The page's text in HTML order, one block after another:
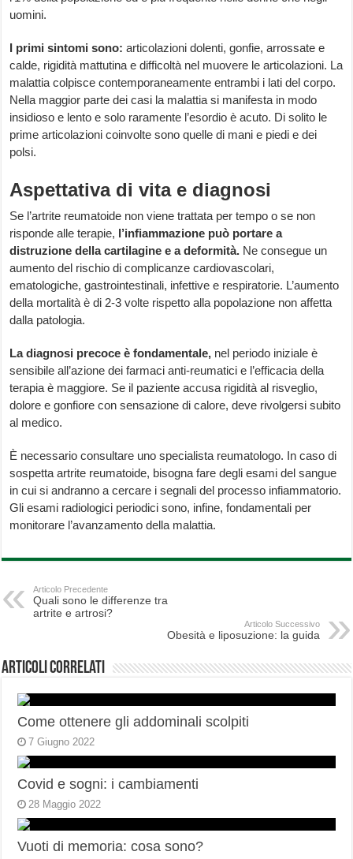
uomini.
I primi sintomi sono: articolazioni dolenti, gonfie, arrossate e
calde, rigidità mattutina e difficoltà nel muovere le articolazioni. La
malattia colpisce contemporaneamente entrambi i lati del corpo.
Nella maggior parte dei casi la malattia si manifesta in modo
insidioso e lento e solo raramente l’esordio è acuto. Di solito le
prime articolazioni coinvolte sono quelle di mani e piedi e dei
polsi.
Aspettativa di vita e diagnosi
Se l’artrite reumatoide non viene trattata per tempo o se non
risponde alle terapie, l’infiammazione può portare a
distruzione della cartilagine e a deformità. Ne consegue un
aumento del rischio di complicanze cardiovascolari,
ematologiche, gastrointestinali, infettive e respiratorie. L’aumento
della mortalità è di 2-3 volte rispetto alla popolazione non affetta
dalla patologia.
La diagnosi precoce è fondamentale, nel periodo iniziale è
sensibile all’azione dei farmaci anti-reumatici e l’efficacia della
terapia è maggiore. Se il paziente accusa rigidità al risveglio,
dolore e gonfiore con sensazione di calore, deve rivolgersi subito
al medico.
È necessario consultare uno specialista reumatologo. In caso di
sospetta artrite reumatoide, bisogna fare degli esami del sangue
in cui si andranno a cercare i segnali del processo infiammatorio.
Gli esami radiologici periodici sono, infine, fondamentali per
monitorare l’avanzamento della malattia.
Articolo Precedente
Quali sono le differenze tra
artrite e artrosi?
Articolo Successivo
Obesità e liposuzione: la guida
Articoli correlati
Come ottenere gli addominali scolpiti
7 Giugno 2022
Covid e sogni: i cambiamenti
28 Maggio 2022
Vuoti di memoria: cosa sono?